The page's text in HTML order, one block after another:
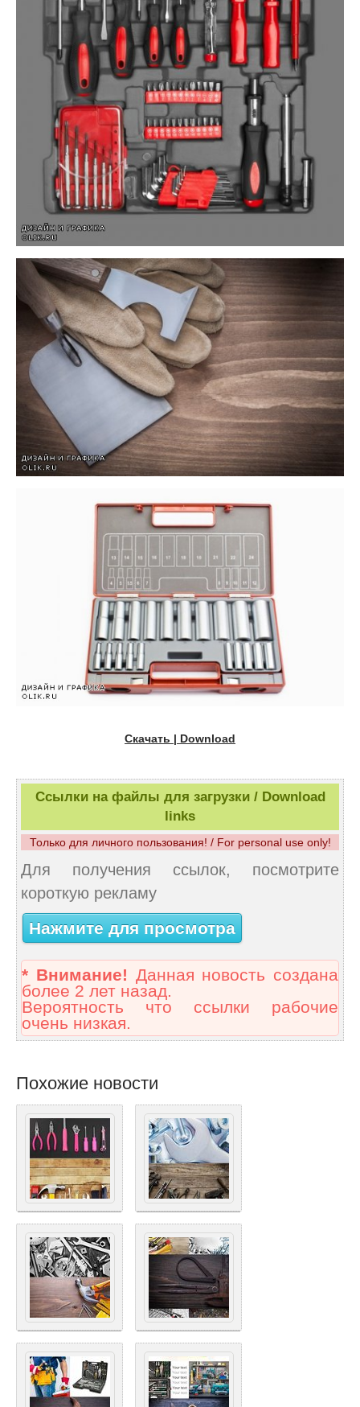
Скачать | Download
Ссылки на файлы для загрузки / Download
links
Только для личного пользования! / For personal use only!
Для получения ссылок, посмотрите
короткую рекламу
Нажмите для просмотра
* Внимание! Данная новость создана
более 2 лет назад.
Вероятность что ссылки рабочие
очень низкая.
Похожие новости